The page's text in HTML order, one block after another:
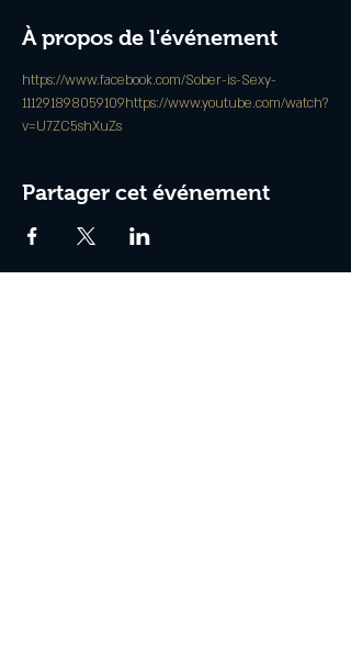
À propos de l'événement
https://www.facebook.com/Sober-is-Sexy-
111291898059109https://www.youtube.com/watch?
v=U7ZC5shXuZs
Partager cet événement